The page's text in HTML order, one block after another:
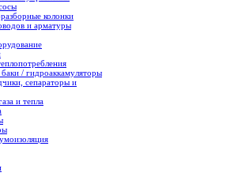
колонки
и арматуры
/ гидроаккамуляторы
сепараторы и
и тепла